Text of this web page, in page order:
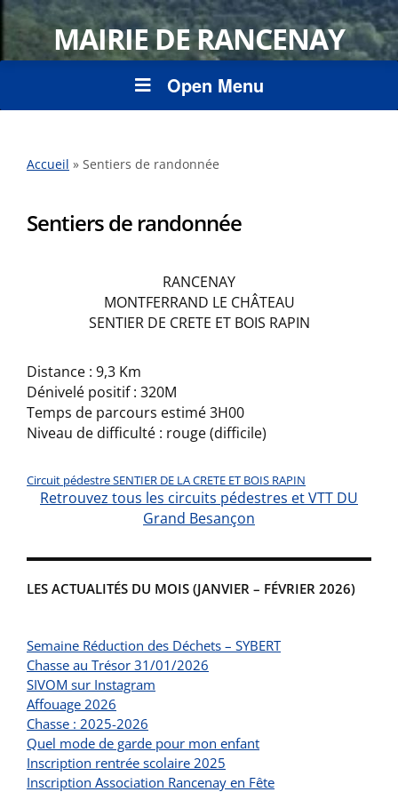
MAIRIE DE RANCENAY
Open Menu
Accueil » Sentiers de randonnée
Sentiers de randonnée
RANCENAY
MONTFERRAND LE CHÂTEAU
SENTIER DE CRETE ET BOIS RAPIN
Distance : 9,3 Km
Dénivelé positif : 320M
Temps de parcours estimé 3H00
Niveau de difficulté : rouge (difficile)
Circuit pédestre SENTIER DE LA CRETE ET BOIS RAPIN
Retrouvez tous les circuits pédestres et VTT DU
Grand Besançon
LES ACTUALITÉS DU MOIS (JANVIER – FÉVRIER 2026)
Semaine Réduction des Déchets – SYBERT
Chasse au Trésor 31/01/2026
SIVOM sur Instagram
Affouage 2026
Chasse : 2025-2026
Quel mode de garde pour mon enfant
Inscription rentrée scolaire 2025
Inscription Association Rancenay en Fête